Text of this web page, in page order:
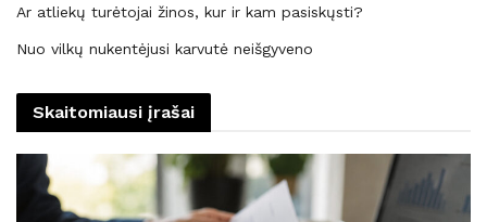
Ar atliekų turėtojai žinos, kur ir kam pasiskųsti?
Nuo vilkų nukentėjusi karvutė neišgyveno
Skaitomiausi įrašai